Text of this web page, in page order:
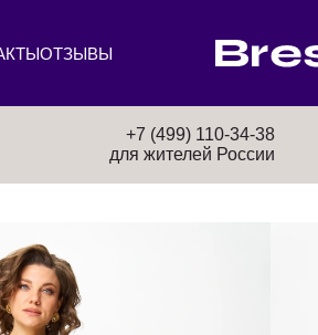
ОТЗЫВЫ
+7 (499) 110-34-38
для жителей России